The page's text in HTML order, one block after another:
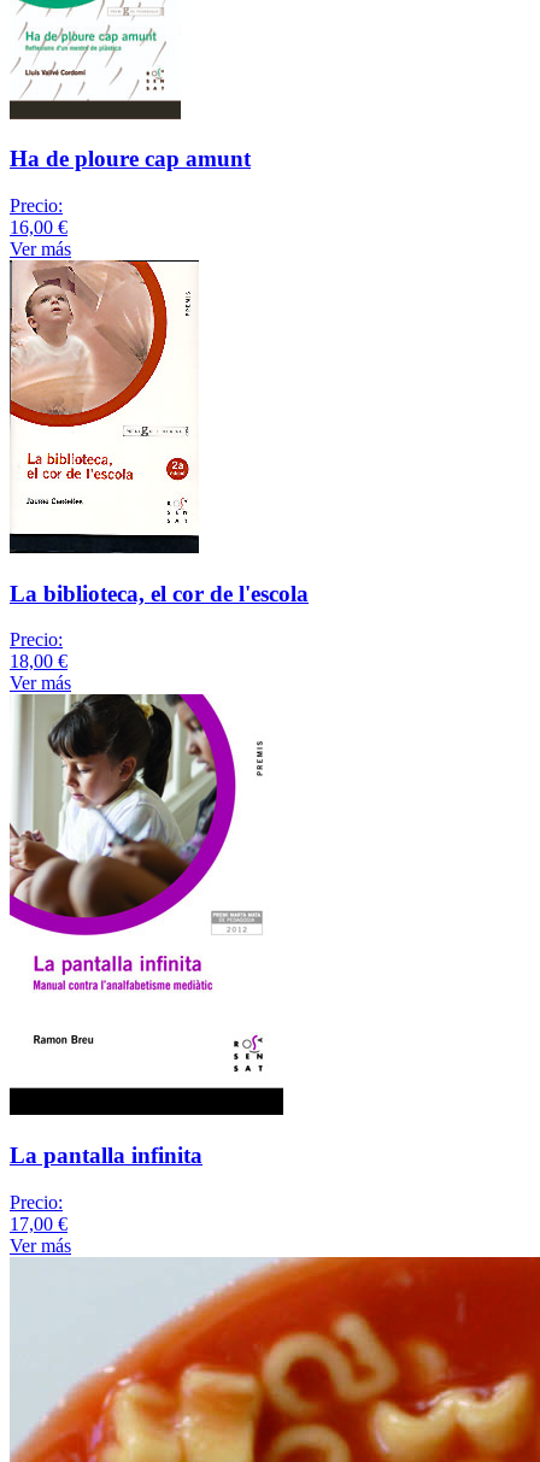
Ha de ploure cap amunt
Precio:
16,00 €
Ver más
La biblioteca, el cor de l'escola
Precio:
18,00 €
Ver más
La pantalla infinita
Precio:
17,00 €
Ver más